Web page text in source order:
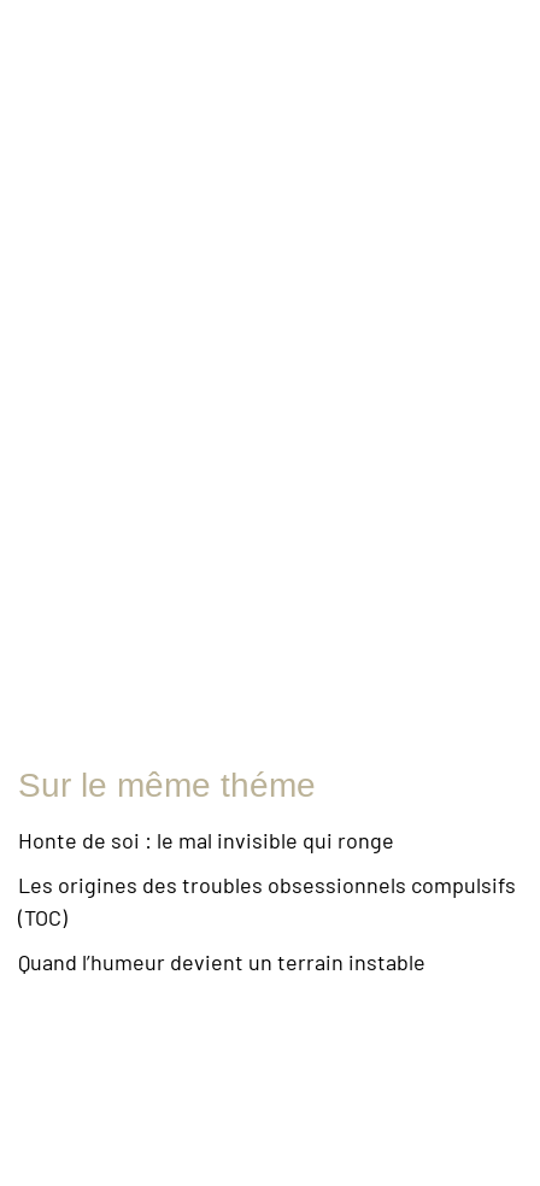
Sur le même théme
Honte de soi : le mal invisible qui ronge
Les origines des troubles obsessionnels compulsifs
(TOC)
Quand l’humeur devient un terrain instable